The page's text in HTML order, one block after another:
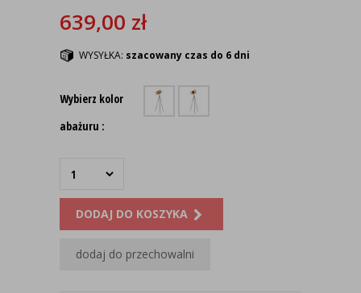
639,00 zł
WYSYŁKA: szacowany czas do 6 dni
Wybierz kolor
abażuru :
DODAJ DO KOSZYKA
dodaj do przechowalni